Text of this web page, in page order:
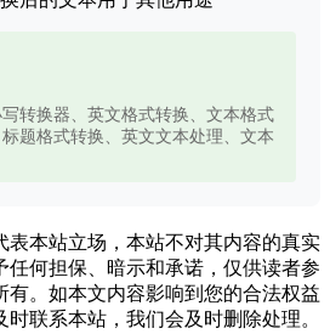
转换器、英文格式转换、文本格式
题格式转换、英文文本处理、文本
表本站立场，本站不对其内容的真实
任何担保、暗示和承诺，仅供读者参
有。如本文内容影响到您的合法权益
时联系本站，我们会及时删除处理。